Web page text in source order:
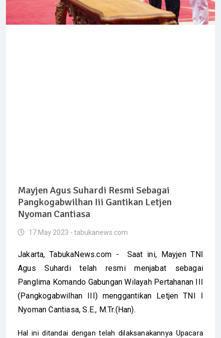
Mayjen Agus Suhardi Resmi Sebagai
Pangkogabwilhan Iii Gantikan Letjen
Nyoman Cantiasa
17 May 2023 - tabukanews.com
Jakarta, TabukaNews.com - Saat ini, Mayjen TNI
Agus Suhardi telah resmi menjabat sebagai
Panglima Komando Gabungan Wilayah Pertahanan III
(Pangkogabwilhan III) menggantikan Letjen TNI I
Nyoman Cantiasa, S.E., M.Tr.(Han).
Hal ini ditandai dengan telah dilaksanakannya Upacara